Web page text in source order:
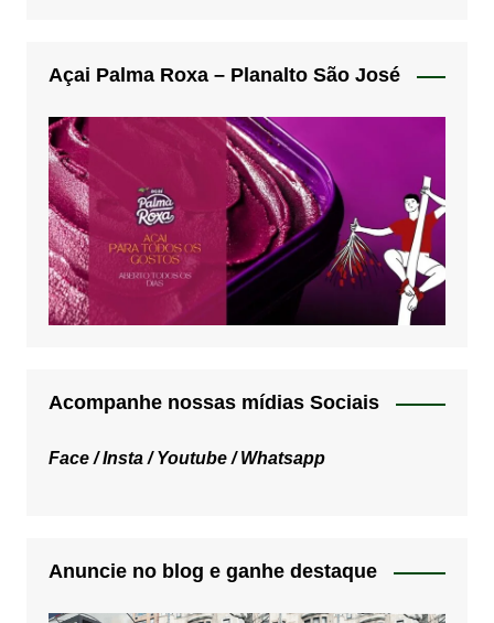
Açai Palma Roxa – Planalto São José
Acompanhe nossas mídias Sociais
Face /Insta /Youtube /Whatsapp
Anuncie no blog e ganhe destaque